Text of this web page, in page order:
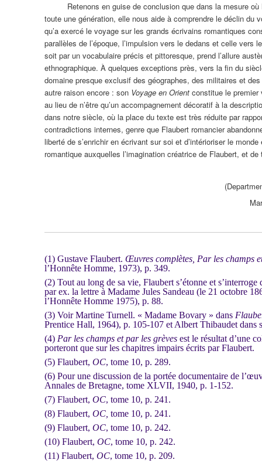
Retenons en guise de conclusion que dans la mesure
toute une génération, elle nous aide à comprendre le déclin du
qu’a exercé le voyage sur les grands écrivains romantiques
parallèles de l’époque, l’impulsion vers le dedans et celle
soit par un vocabulaire précis et pittoresque, prend l’allure
ethnographique. À quelques exceptions près, vers la fin du
domaine presque exclusif des géographes, des militaires et
autre raison encore : son Voyage en Orient constitue le premier
au lieu de n’être qu’un accompagnement décoratif à la
dans notre siècle, où la place du texte est très réduite par
contradictions internes, genre que Flaubert romancier
liberté de s’enrichir en écrivant sur soi et d’intérioriser le
romantique auxquelles l’imagination créatrice de Flaubert, et
(1) Gustave Flaubert. Œuvres complètes, Par les champs
l’Honnête Homme, 1973), p. 349.
(2) Tout au long de sa vie, Flaubert s’étonne et
par ex. la lettre à Madame Jules Sandeau (le 21 octobre
l’Honnête Homme 1975), p. 88.
(3) Voir Martine Turnell. « Madame Bovary » dans
Prentice Hall, 1964), p. 105-107 et Albert Thibaudet dans
(4) Par les champs et par les grèves est le résultat d’une
porteront que sur les chapitres impairs écrits par Flaubert.
(5) Flaubert, OC, tome 10, p. 289.
(6) Pour une discussion de la portée documentaire de
Annales de Bretagne, tome XLVII, 1940, p. 1-152.
(7) Flaubert, OC, tome 10, p. 241.
(8) Flaubert, OC, tome 10, p. 241.
(9) Flaubert, OC, tome 10, p. 242.
(10) Flaubert, OC, tome 10, p. 242.
(11) Flaubert, OC, tome 10, p. 209.